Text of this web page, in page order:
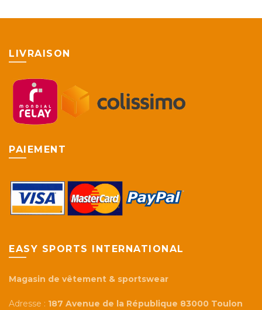
LIVRAISON
PAIEMENT
EASY SPORTS INTERNATIONAL
Magasin de vêtement & sportswear
Adresse : 187 Avenue de la République 83000 Toulon